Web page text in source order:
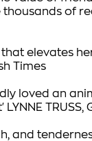
of
elevates
Times
loved an
LYNNE TRUSS,
and